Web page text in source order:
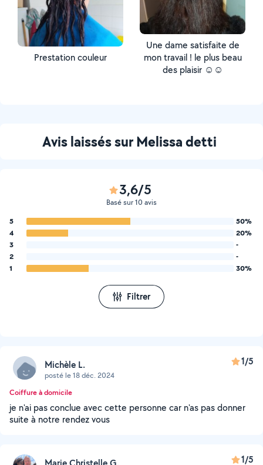
Prestation couleur
Une dame satisfaite de
mon travail ! le plus beau
des plaisir ☺️☺️
Avis laissés sur Melissa detti
3,6/5
Basé sur 10 avis
5
50%
4
20%
3
-
2
-
1
30%
Filtrer
Michèle L.
posté le 18 déc. 2024
1/5
Coiffure à domicile
je n'ai pas conclue avec cette personne car n'as pas donner
suite à notre rendez vous
1/5